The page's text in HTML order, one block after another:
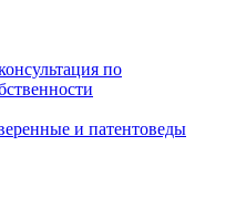
по
и патентоведы